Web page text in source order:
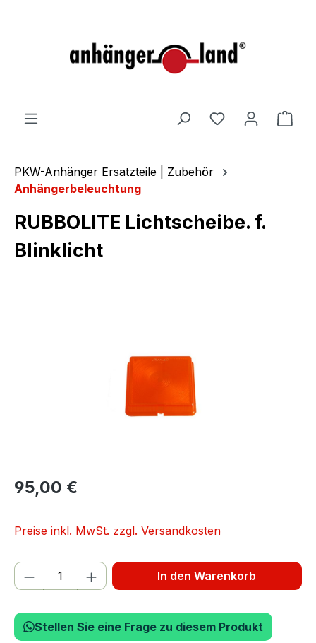
PKW-Anhänger Ersatzteile | Zubehör
Anhängerbeleuchtung
RUBBOLITE Lichtscheibe. f.
Blinklicht
95,00 €
Preise inkl. MwSt. zzgl. Versandkosten
Produkt Anzahl: Gib den gewünschten
In den Warenkorb
Stellen Sie eine Frage zu diesem Produkt